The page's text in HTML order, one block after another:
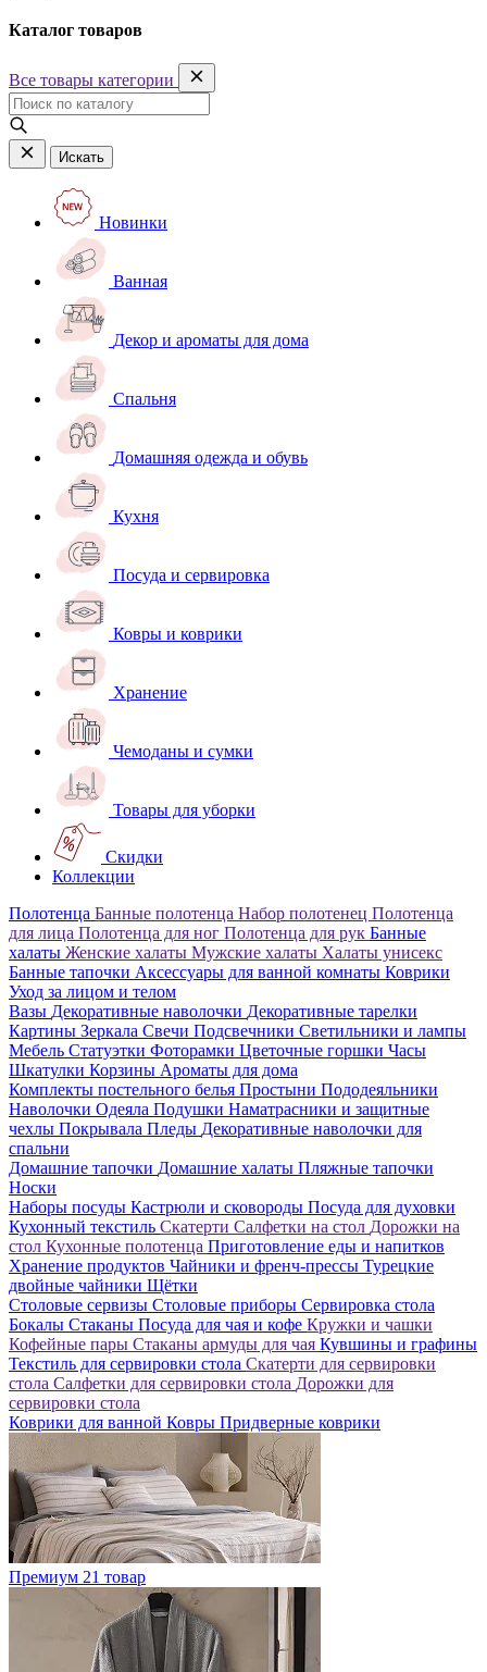
Каталог товаров
Все товары категории
Искать
Новинки
Ванная
Декор и ароматы для дома
Спальня
Домашняя одежда и обувь
Кухня
Посуда и сервировка
Ковры и коврики
Хранение
Чемоданы и сумки
Товары для уборки
Скидки
Коллекции
Полотенца Банные полотенца Набор полотенец Полотенца
для лица Полотенца для ног Полотенца для рук Банные
халаты Женские халаты Мужские халаты Халаты унисекс
Банные тапочки Аксессуары для ванной комнаты Коврики
Уход за лицом и телом
Вазы Декоративные наволочки Декоративные тарелки
Картины Зеркала Свечи Подсвечники Светильники и лампы
Мебель Статуэтки Фоторамки Цветочные горшки Часы
Шкатулки Корзины Ароматы для дома
Комплекты постельного белья Простыни Пододеяльники
Наволочки Одеяла Подушки Наматрасники и защитные
чехлы Покрывала Пледы Декоративные наволочки для
спальни
Домашние тапочки Домашние халаты Пляжные тапочки
Носки
Наборы посуды Кастрюли и сковороды Посуда для духовки
Кухонный текстиль Скатерти Салфетки на стол Дорожки на
стол Кухонные полотенца Приготовление еды и напитков
Хранение продуктов Чайники и френч-прессы Турецкие
двойные чайники Щётки
Столовые сервизы Столовые приборы Сервировка стола
Бокалы Стаканы Посуда для чая и кофе Кружки и чашки
Кофейные пары Стаканы армуды для чая Кувшины и графины
Текстиль для сервировки стола Скатерти для сервировки
стола Салфетки для сервировки стола Дорожки для
сервировки стола
Коврики для ванной Ковры Придверные коврики
Премиум 21 товар